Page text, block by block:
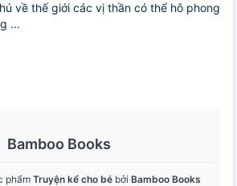
về thế giới các vị thần có thể hô phong
...
Bamboo Books
phẩm Truyện kể cho bé bởi Bamboo Books